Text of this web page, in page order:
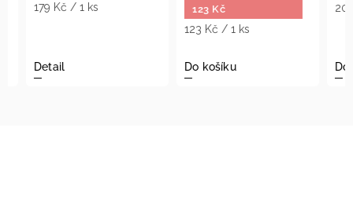
179 Kč / 1 ks
Detail
123 Kč
123 Kč / 1 ks
Do košíku
209
Do